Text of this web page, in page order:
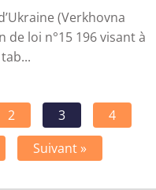
(Verkhovna
loi n°15 196 visant à
2 3
4
Suivant »